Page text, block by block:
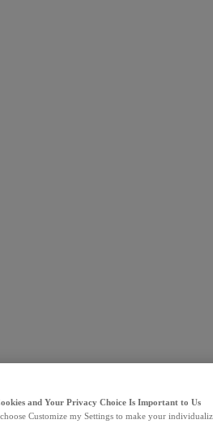
and Your Privacy Choice Is Important to Us
Customize my Settings to make your